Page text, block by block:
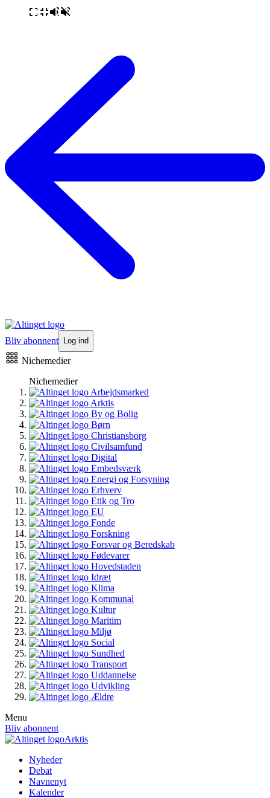
Bliv abonnent Log ind
Nichemedier
Nichemedier
Arbejdsmarked
Arktis
By og Bolig
Børn
Christiansborg
Civilsamfund
Digital
Embedsværk
Energi og Forsyning
Erhverv
Etik og Tro
EU
Fonde
Forskning
Forsvar og Beredskab
Fødevarer
Hovedstaden
Idræt
Klima
Kommunal
Kultur
Maritim
Miljø
Social
Sundhed
Transport
Uddannelse
Udvikling
Ældre
Menu
Bliv abonnent
Arktis
Nyheder
Debat
Navnenyt
Kalender